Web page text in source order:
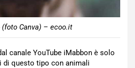
(foto Canva) – ecoo.it
canale YouTube iMabbon è solo
di questo tipo con animali